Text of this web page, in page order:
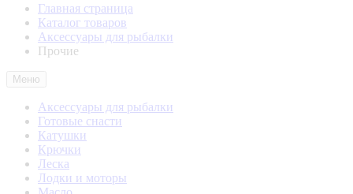
Главная страница
Каталог товаров
Аксессуары для рыбалки
Прочие
Меню
Аксессуары для рыбалки
Готовые снасти
Катушки
Крючки
Леска
Лодки и моторы